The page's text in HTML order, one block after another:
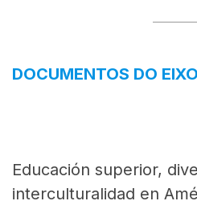
DOCUMENTOS DO
Educación superior,
interculturalidad en